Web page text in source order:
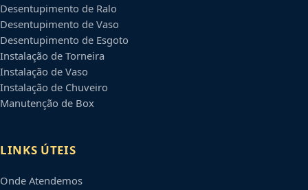
Desentupimento de Ralo
Desentupimento de Vaso
Desentupimento de Esgoto
Instalação de Torneira
Instalação de Vaso
Instalação de Chuveiro
Manutenção de Box
LINKS ÚTEIS
Onde Atendemos